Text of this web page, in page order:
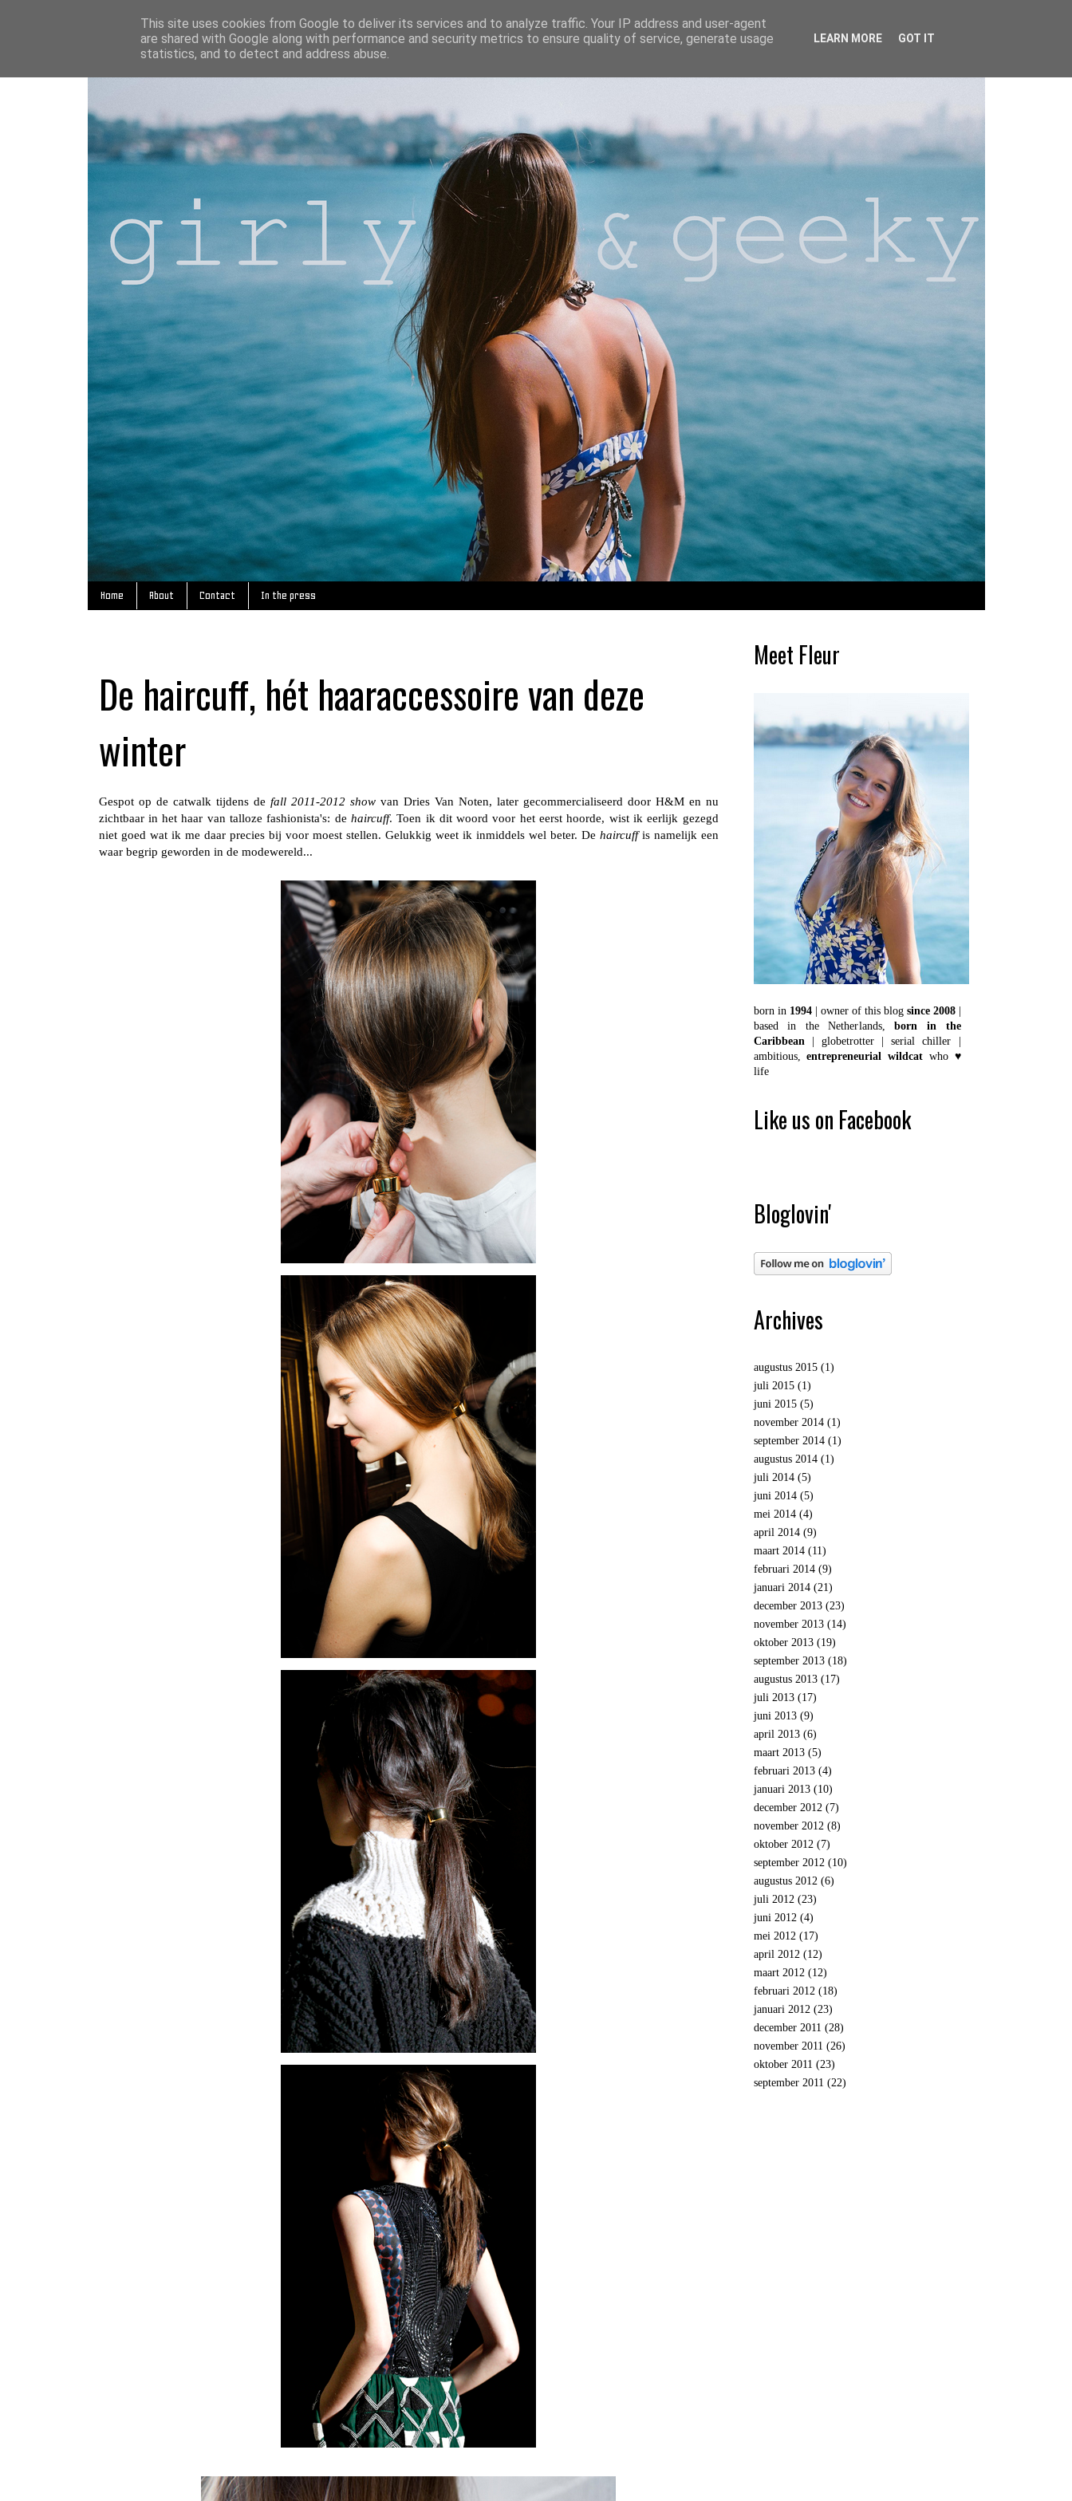
Home About Contact In the press
De haircuff, hét haaraccessoire van deze
winter
Gespot op de catwalk tijdens de fall 2011-2012 showvan Dries Van Noten, later gecommercialiseerd door H&M en nu
zichtbaar in het haar van talloze fashionista's: de haircuff. Toen ik dit woord voor het eerst hoorde, wist ik eerlijk gezegd
niet goed wat ik me daar precies bij voor moest stellen. Gelukkig weet ik inmiddels wel beter. De haircuffis namelijk een
waar begrip geworden in de modewereld...
Meet Fleur
born in 1994| owner of this blog since 2008|
based in the Netherlands,born in the
Caribbean| globetrotter | serial chiller |
ambitious,entrepreneurial wildcat who ♥
life
Like us on Facebook
Bloglovin'
Archives
augustus 2015(1)
juli 2015(1)
juni 2015(5)
november 2014(1)
september 2014(1)
augustus 2014(1)
juli 2014(5)
juni 2014(5)
mei 2014(4)
april 2014(9)
maart 2014(11)
februari 2014(9)
januari 2014(21)
december 2013(23)
november 2013(14)
oktober 2013(19)
september 2013(18)
augustus 2013(17)
juli 2013(17)
juni 2013(9)
april 2013(6)
maart 2013(5)
februari 2013(4)
januari 2013(10)
december 2012 (7)
november 2012 (8)
oktober 2012 (7)
september 2012 (10)
augustus 2012 (6)
juli 2012 (23)
juni 2012 (4)
mei 2012 (17)
april 2012 (12)
maart 2012 (12)
februari 2012 (18)
januari 2012 (23)
december 2011 (28)
november 2011 (26)
oktober 2011 (23)
september 2011 (22)
This site uses cookies from Google to deliver its services and to analyze traffic. Your IP address and user-agent
are shared with Google along with performance and security metrics to ensure quality of service, generate usage
statistics, and to detect and address abuse.
LEARN MORE GOT IT